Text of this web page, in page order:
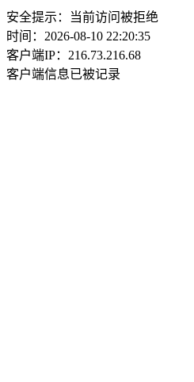
安全提示：当前访问被拒绝
时间：2026-08-10 22:20:35
客户端IP：216.73.216.68
客户端信息已被记录